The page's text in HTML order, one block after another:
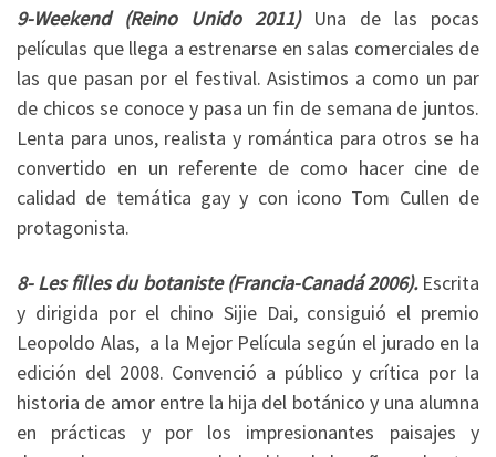
9-Weekend (Reino Unido 2011)
Una de las pocas
películas que llega a estrenarse en salas comerciales de
las que pasan por el festival. Asistimos a como un par
de chicos se conoce y pasa un fin de semana de juntos.
Lenta para unos, realista y romántica para otros se ha
convertido en un referente de como hacer cine de
calidad de temática gay y con icono Tom Cullen de
protagonista.
8- Les filles du botaniste (Francia-Canadá 2006). Escrita
y dirigida por el chino Sijie Dai, consiguió el premio
Leopoldo Alas, a la Mejor Película según el jurado en la
edición del 2008. Convenció a público y crítica por la
historia de amor entre la hija del botánico y una alumna
en prácticas y por los impresionantes paisajes y